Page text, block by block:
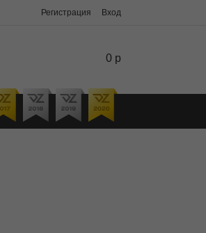
Регистрация Вход
0 р